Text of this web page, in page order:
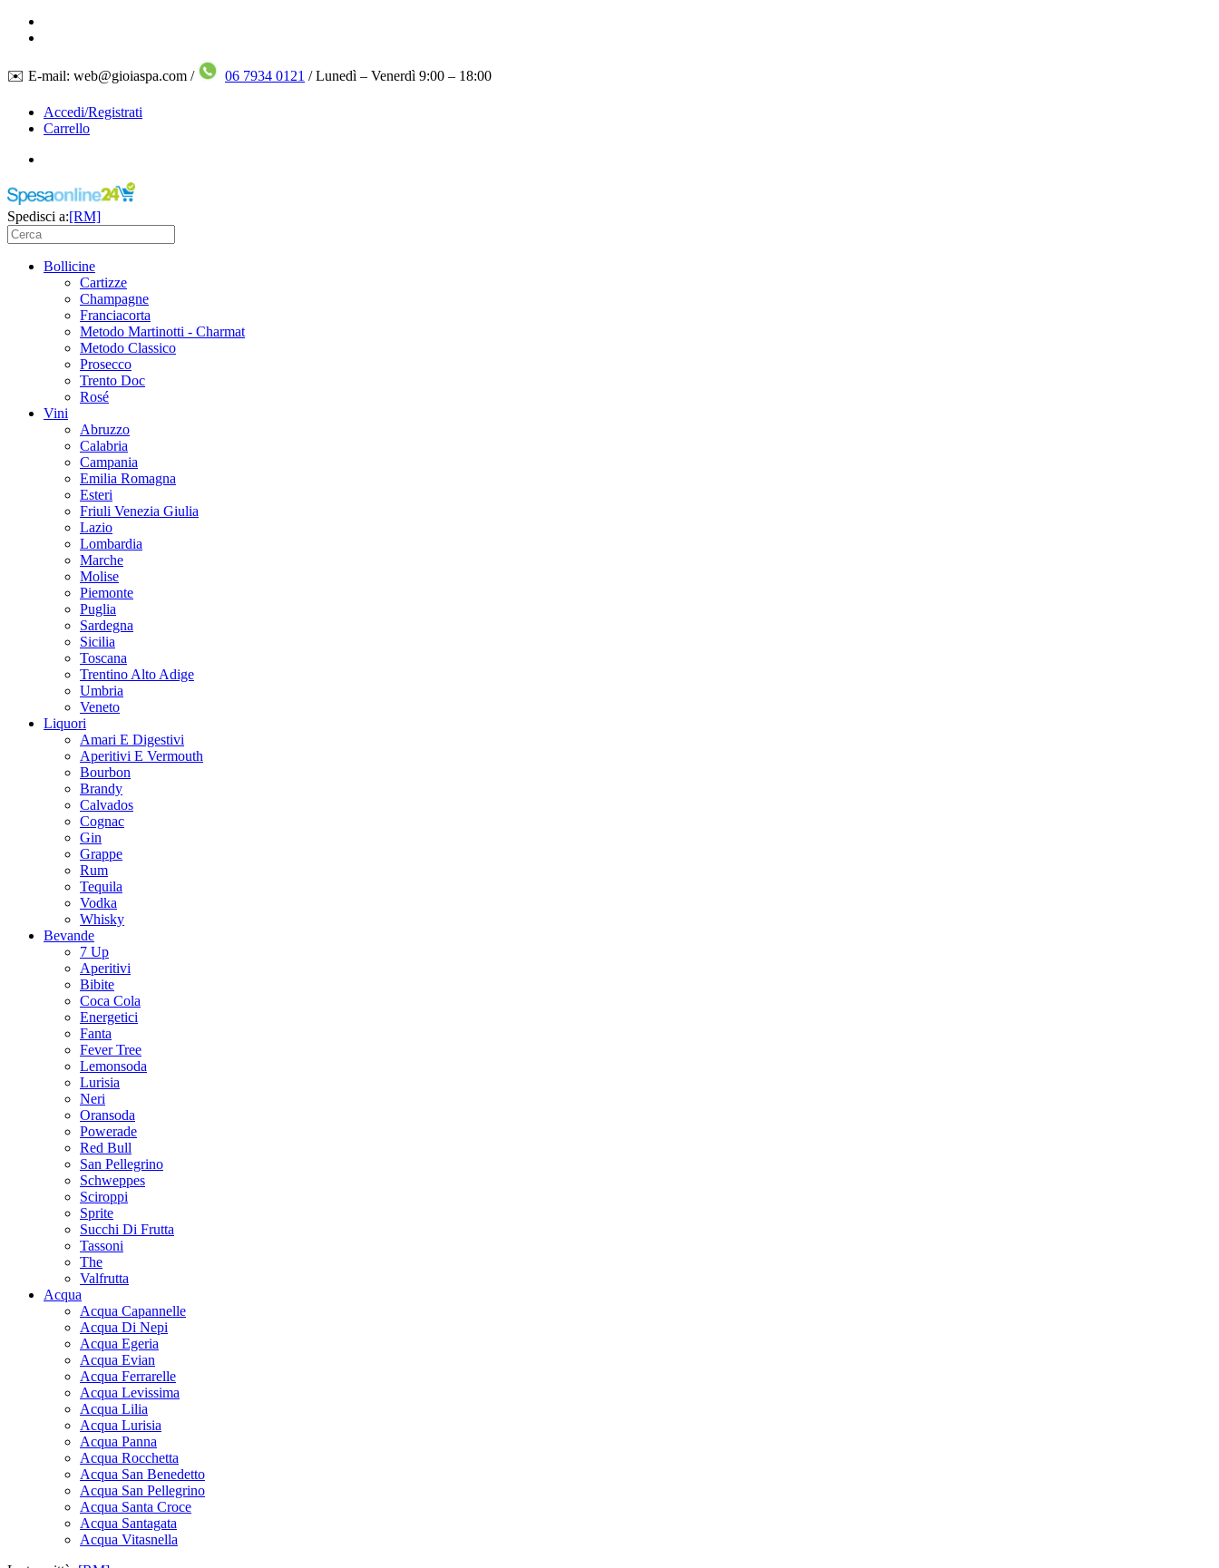
✉️ E-mail: web@gioiaspa.com / 06 7934 0121 / Lunedì – Venerdì 9:00 – 18:00
Accedi/Registrati
Carrello
Spedisci a:[RM]
Bollicine
Cartizze
Champagne
Franciacorta
Metodo Martinotti - Charmat
Metodo Classico
Prosecco
Trento Doc
Rosé
Vini
Abruzzo
Calabria
Campania
Emilia Romagna
Esteri
Friuli Venezia Giulia
Lazio
Lombardia
Marche
Molise
Piemonte
Puglia
Sardegna
Sicilia
Toscana
Trentino Alto Adige
Umbria
Veneto
Liquori
Amari E Digestivi
Aperitivi E Vermouth
Bourbon
Brandy
Calvados
Cognac
Gin
Grappe
Rum
Tequila
Vodka
Whisky
Bevande
7 Up
Aperitivi
Bibite
Coca Cola
Energetici
Fanta
Fever Tree
Lemonsoda
Lurisia
Neri
Oransoda
Powerade
Red Bull
San Pellegrino
Schweppes
Sciroppi
Sprite
Succhi Di Frutta
Tassoni
The
Valfrutta
Acqua
Acqua Capannelle
Acqua Di Nepi
Acqua Egeria
Acqua Evian
Acqua Ferrarelle
Acqua Levissima
Acqua Lilia
Acqua Lurisia
Acqua Panna
Acqua Rocchetta
Acqua San Benedetto
Acqua San Pellegrino
Acqua Santa Croce
Acqua Santagata
Acqua Vitasnella